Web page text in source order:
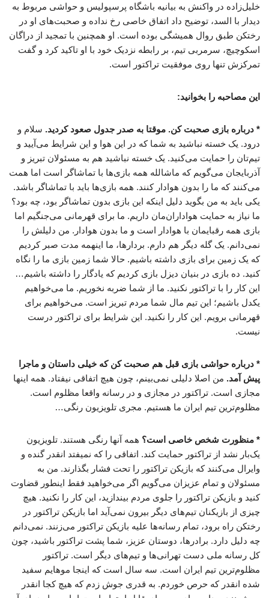
خلیل‌زاده در واکنش به بیانیه باشگاه پرسپولیس و حواشی مربوط به
دیدار با السد، توضیح داد اتفاق خاصی رخ نداده و صحبت‌های او در
رختکن طبق روال همیشگی بوده است. او همچنین با تمجید از دراگان
اسکوچیچ، سرمربی تیم، بر رابطه نزدیک خود با او تاکید کرد و گفت
تمرکزش تنها روی موفقیت تراکتور است.
این مصاحبه را بخوانید:
* درباره بازی صحبت کن. موقتا به صدر جدول صعود کردید. سلام و
درود. یک خسته نباشید به شما که در این هوا و این شرایط می‌آیید و
تیم‌تان را حمایت می‌کنید. یک خسته نباشید هم به مسئولان تبریز و
آذربایجان می‌گویم که ماشالله همه بازی‌ها با تماشاگر است اما همت
می‌کنند که ما را بدون هوادار کنند. همه بازی‌ها باید با تماشاگر باشد.
یکی باید به من بگوید دلیل اینکه این بازی بدون تماشاگر بود، چه بود؟
ما نیاز به حمایت هواداران‌مان داریم. ما برای قهرمانی می‌جنگیم اما
بازی همه رقبایمان با هوادار است و ما بدون هوادار. من دلیلش را
نمی‌دانم. یک گله دیگر هم دارم. بردارها، ما اینهمه مدت صبر کردیم
که یک زمین برای بازی داشته باشیم. حالا شما زمین بازی ما را نگاه
کنید. ده بازی در بنیان دیزل بازی کردیم که یادگار را داشته باشیم…
این کار را با تراکتور نکنید. ما از شما ضربه نخوریم. ما می‌خواهیم
یکدل باشیم؛ این تیم مال شما مردم تبریز است. می‌خواهیم برای
قهرمانی برویم. این کار را نکنید. این شرایط برای تراکتور درست
نیست.
* درباره حواشی بازی قبل هم صحبت کن که خیلی داستان و ماجرا
پیش آمد. من اصلا دلیلی نمی‌بینم، چون هیچ اتفاقی نیفتاد. همه اینها
مجازی است. تراکتور در مجازی و در رسانه واقعا مظلوم است.
مظلوم‌ترین تیم ایران ما هستیم. مجری تلویزیون رنگی…
* منظورت شخص خاصی است؟ همه آنها رنگی هستند. تلویزیون
یک‌بار نشد از تراکتور حمایت کند. اتفاقی را که نمیفتد انقدر گنده و
وایرال می‌کنند که بازیکن تراکتور را تحت فشار بگذارند. من به
مسئولان و تمام عزیزان می‌گویم اگر می‌خواهید فقط اینطور قضاوت
کنید و بازیکن تراکتور را جلوی مردم بیندازید، این کار را نکنید. هیچ
چیزی از بازیکنان تیم‌های دیگر بیرون نمی‌آید اما بازیکن تراکتور در
رختکن راه برود، تمام رسانه‌ها علیه بازیکن تراکتور می‌زنند. نمی‌دانم
چه دلیل دارد. برادرها، دوستان عزیز، شما پشت تراکتور باشید، چون
کل رسانه ملی دست تهرانی‌ها و تیم‌های دیگر است. تراکتور
مظلوم‌ترین تیم ایران است. سه سال است که اینجا موهایم سفید
شده انقدر که حرص خوردم. به قدری جوش زدم که هیچ کجا انقدر